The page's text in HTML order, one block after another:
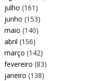
julho (161)
junho (153)
maio (140)
abril (156)
março (142)
fevereiro (83)
janeiro (138)